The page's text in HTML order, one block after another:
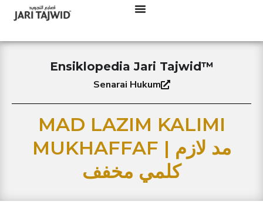
Ensiklopedia Jari Tajwid™
Senarai Hukum
MAD LAZIM KALIMI
MUKHAFFAF | مد لازم
كلمي مخفف